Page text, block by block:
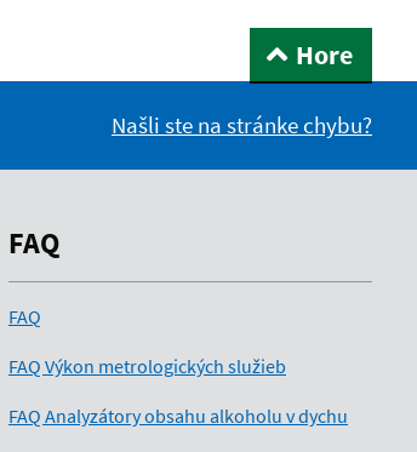
Hore
Našli ste na stránke chybu?
FAQ
FAQ
FAQ Výkon metrologických služieb
FAQ Analyzátory obsahu alkoholu v dychu